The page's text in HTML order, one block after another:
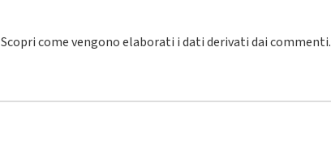
Scopri come vengono elaborati i dati derivati dai commenti.